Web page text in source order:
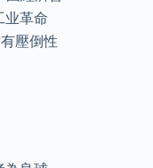
业革命
壓倒性